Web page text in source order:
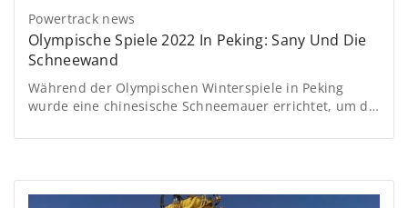
Powertrack news
Olympische Spiele 2022 In Peking: Sany Und Die
Schneewand
Während der Olympischen Winterspiele in Peking
wurde eine chinesische Schneemauer errichtet, um die
SY85C-Raupenbagger der chinesischen Sany-Gruppe.